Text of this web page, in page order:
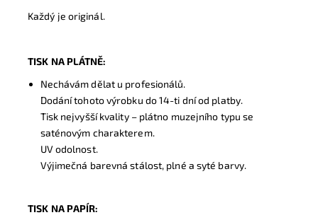
Každý je originál.
TISK NA PLÁTNĚ:
Nechávám dělat u profesionálů.
Dodání tohoto výrobku do 14-ti dní od platby.
Tisk nejvyšší kvality – plátno muzejního typu se
saténovým charakterem.
UV odolnost.
Výjimečná barevná stálost, plné a syté barvy.
TISK NA PAPÍR: